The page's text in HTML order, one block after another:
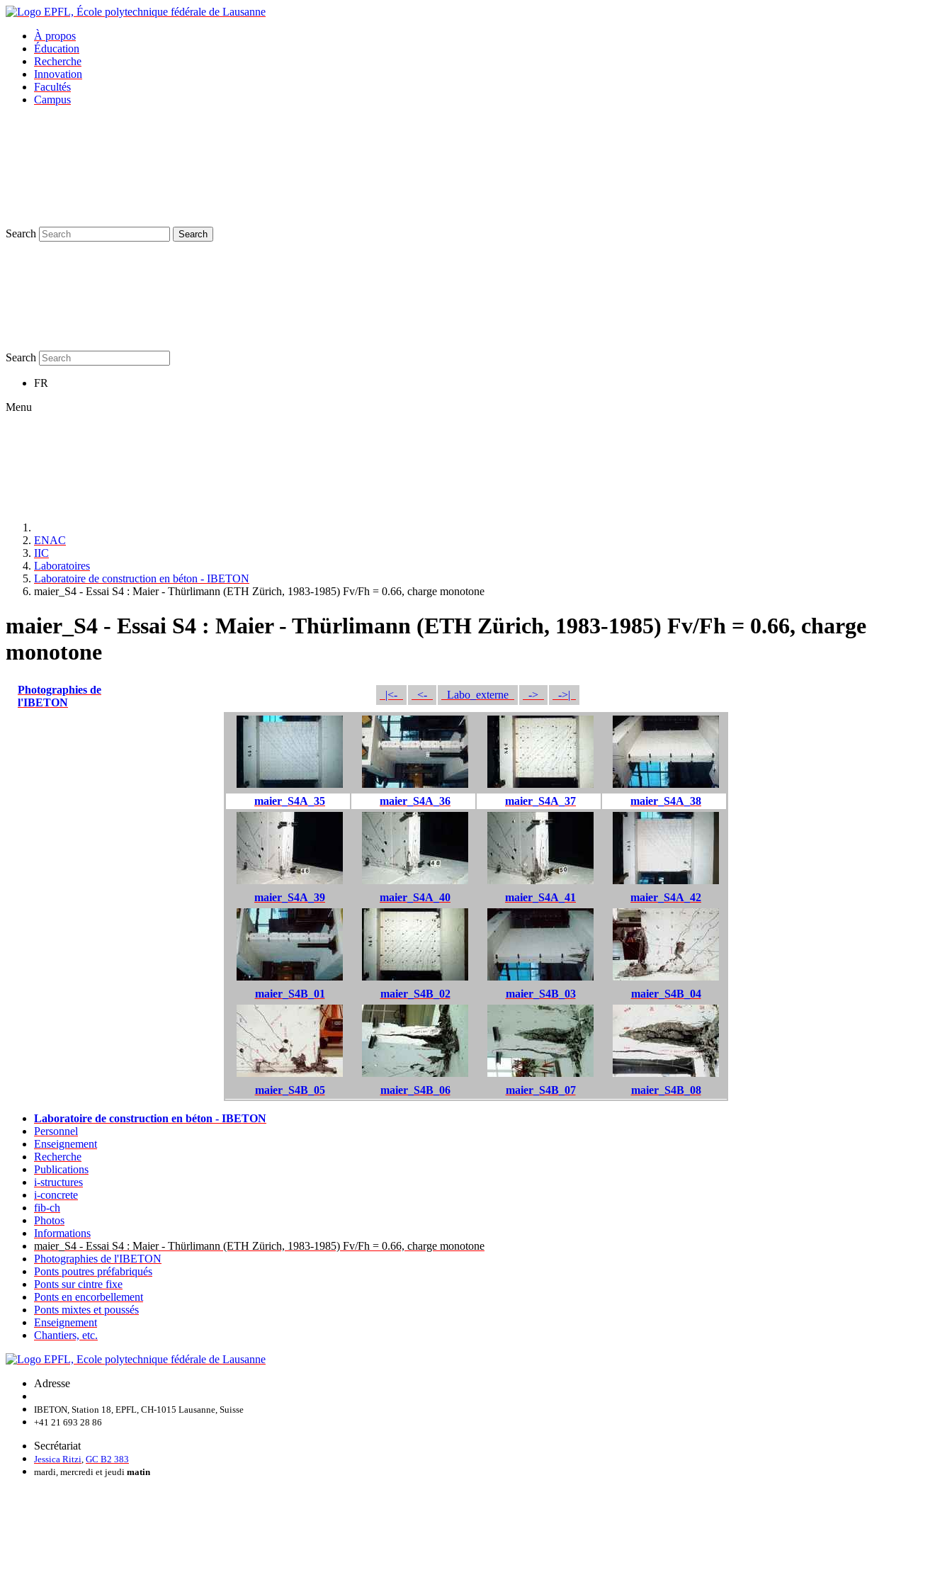
À propos
Éducation
Recherche
Innovation
Facultés
Campus
Search Search
Search
FR
Menu
ENAC
IIC
Laboratoires
Laboratoire de construction en béton - IBETON
maier_S4 - Essai S4 : Maier - Thürlimann (ETH Zürich, 1983-1985) Fv/Fh = 0.66, charge monotone
maier_S4 - Essai S4 : Maier - Thürlimann (ETH Zürich, 1983-1985) Fv/Fh = 0.66, charge
monotone
Photographies de
l'IBETON
|<- <- Labo_externe -> ->|
maier_S4A_35 maier_S4A_36 maier_S4A_37 maier_S4A_38
maier_S4A_39 maier_S4A_40 maier_S4A_41 maier_S4A_42
maier_S4B_01 maier_S4B_02 maier_S4B_03 maier_S4B_04
maier_S4B_05 maier_S4B_06 maier_S4B_07 maier_S4B_08
Laboratoire de construction en béton - IBETON
Personnel
Enseignement
Recherche
Publications
i-structures
i-concrete
fib-ch
Photos
Informations
maier_S4 - Essai S4 : Maier - Thürlimann (ETH Zürich, 1983-1985) Fv/Fh = 0.66, charge monotone
Photographies de l'IBETON
Ponts poutres préfabriqués
Ponts sur cintre fixe
Ponts en encorbellement
Ponts mixtes et poussés
Enseignement
Chantiers, etc.
Adresse
IBETON, Station 18, EPFL, CH-1015 Lausanne, Suisse
+41 21 693 28 86
Secrétariat
Jessica Ritzi GC B2 383
mardi, mercredi et jeudi matin